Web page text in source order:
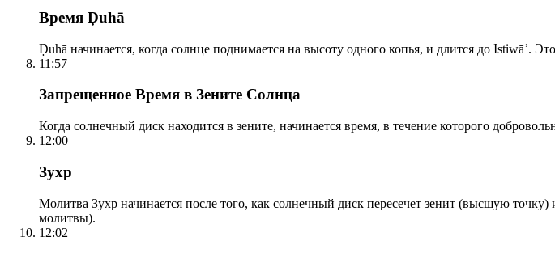
Время Ḍuhā
Ḍuhā начинается, когда солнце поднимается на высоту одного копья, и длится до Istiwāʾ.
11:57
Запрещенное Время в Зените Солнца
Когда солнечный диск находится в зените, начинается время, в течение которого
12:00
Зухр
Молитва Зухр начинается после того, как солнечный диск пересечет зенит (высшую
молитвы).
12:02